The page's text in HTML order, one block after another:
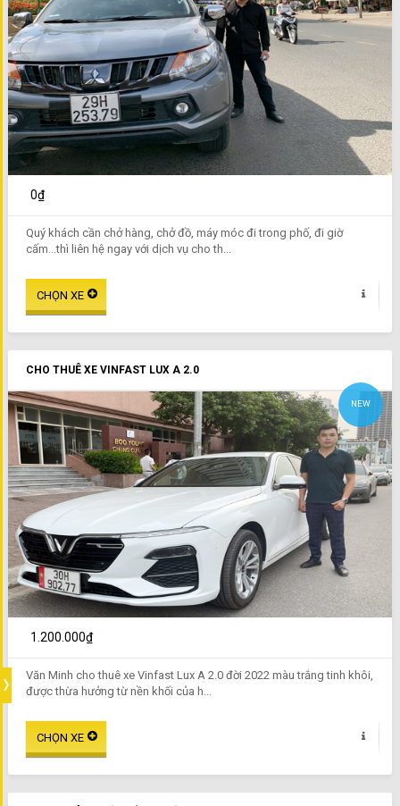
0₫
Quý khách cần chở hàng, chở đồ, máy móc đi trong phố, đi giờ
cấm...thì liên hệ ngay với dịch vụ cho th...
CHO THUÊ XE VINFAST LUX A 2.0
NEW
1.200.000₫
Văn Minh cho thuê xe Vinfast Lux A 2.0 đời 2022 màu trắng tinh khôi,
được thừa hưởng từ nền khối của h...